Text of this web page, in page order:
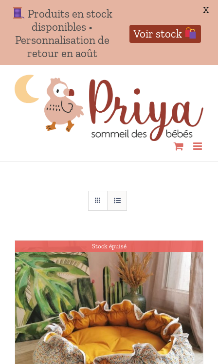
contenu
Stock épuisé
Produits en stock
disponibles •
Personnalisation de
retour en août
Voir stock
X